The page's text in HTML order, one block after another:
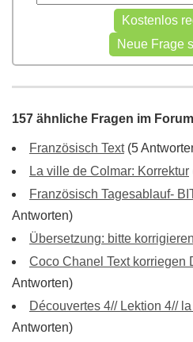
157 ähnliche Fragen im
Französisch Text(5
La ville de Colmar: Korrektur
Französisch Tagesablauf-
Antworten)
Übersetzung: bitte korrigieren
Coco Chanel Text korriegen
Antworten)
Découvertes 4// Lektion 4//
Antworten)